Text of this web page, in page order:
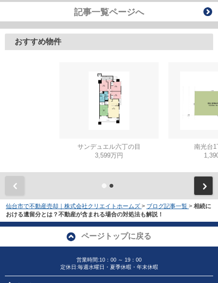
記事一覧ページへ
おすすめ物件
サンデュエル六丁の目
3,599万円
南光台
仙台市で不動産売却｜株式会社クリエイトホームズ > ブログ記事一覧 > 相続に
おける遺留分とは？不動産が含まれる場合の対処法も解説！
ページトップに戻る
営業時間:10：00 ～ 19：00
定休日:毎週水曜日・夏季休暇・年末休暇